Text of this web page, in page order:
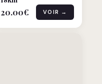
20.00€ VOIR →